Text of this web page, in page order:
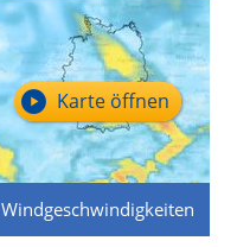
Windgeschwindigkeiten
Karte öffnen